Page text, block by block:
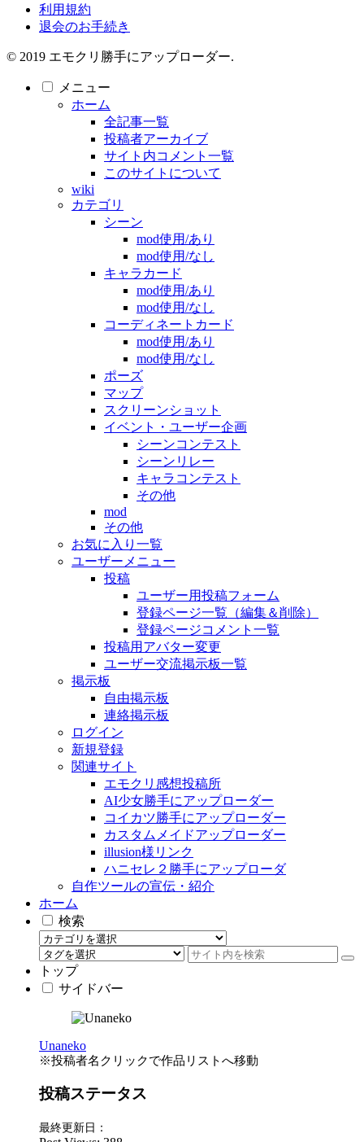
利用規約
退会のお手続き
© 2019 エモクリ勝手にアップローダー.
メニュー
ホーム
全記事一覧
投稿者アーカイブ
サイト内コメント一覧
このサイトについて
wiki
カテゴリ
シーン
mod使用/あり
mod使用/なし
キャラカード
mod使用/あり
mod使用/なし
コーディネートカード
mod使用/あり
mod使用/なし
ポーズ
マップ
スクリーンショット
イベント・ユーザー企画
シーンコンテスト
シーンリレー
キャラコンテスト
その他
mod
その他
お気に入り一覧
ユーザーメニュー
投稿
ユーザー用投稿フォーム
登録ページ一覧（編集＆削除）
登録ページコメント一覧
投稿用アバター変更
ユーザー交流掲示板一覧
掲示板
自由掲示板
連絡掲示板
ログイン
新規登録
関連サイト
エモクリ感想投稿所
AI少女勝手にアップローダー
コイカツ勝手にアップローダー
カスタムメイドアップローダー
illusion様リンク
ハニセレ２勝手にアップローダ
自作ツールの宣伝・紹介
ホーム
検索
トップ
サイドバー
Unaneko
※投稿者名クリックで作品リストへ移動
投稿ステータス
最終更新日：